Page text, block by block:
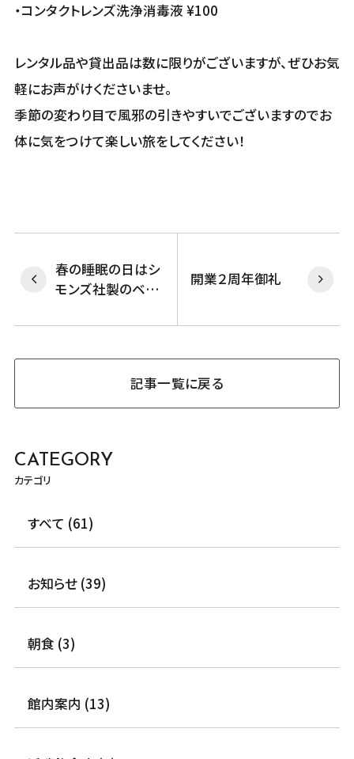
・コンタクトレンズ洗浄消毒液 ¥100
レンタル品や貸出品は数に限りがございますが、ぜひお気
軽にお声がけくださいませ。
季節の変わり目で風邪の引きやすいでございますのでお
体に気をつけて楽しい旅をしてください！
春の睡眠の日はシ
モンズ社製のベッ
開業２周年御礼
記事一覧に戻る
CATEGORY
カテゴリ
すべて (61)
お知らせ (39)
朝食 (3)
館内案内 (13)